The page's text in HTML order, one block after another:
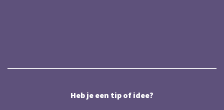
Heb je een tip of idee?